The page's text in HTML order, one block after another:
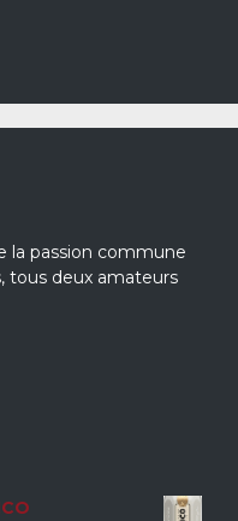
la passion commune
tous deux amateurs